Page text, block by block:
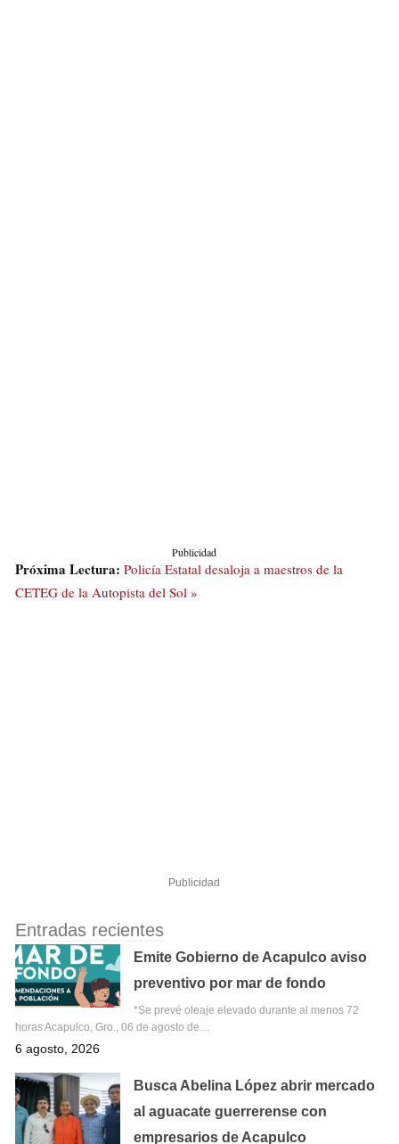
Publicidad
Próxima Lectura: Policía Estatal desaloja a maestros de la
CETEG de la Autopista del Sol »
Publicidad
Entradas recientes
Emite Gobierno de Acapulco aviso
preventivo por mar de fondo
*Se prevé oleaje elevado durante al menos 72
horas Acapulco, Gro., 06 de agosto de…
6 agosto, 2026
Busca Abelina López abrir mercado
al aguacate guerrerense con
empresarios de Acapulco